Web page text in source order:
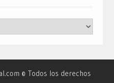
© Todos los derechos